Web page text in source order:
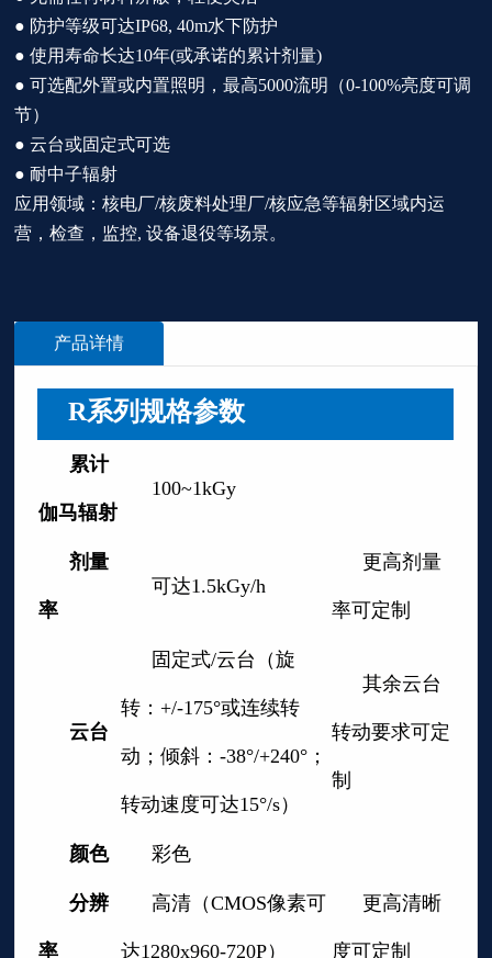
● 防护等级可达IP68, 40m水下防护
● 使用寿命长达10年(或承诺的累计剂量)
● 可选配外置或内置照明，最高5000流明（0-100%亮度可调
节）
● 云台或固定式可选
● 耐中子辐射
应用领域：核电厂/核废料处理厂/核应急等辐射区域内运
营，检查，监控, 设备退役等场景。
产品详情
R系列规格参数
累计
伽马辐射
100~1kGy
剂量
率
可达1.5kGy/h
更高剂量
率可定制
云台
固定式/云台（旋
转：+/-175°或连续转
动；倾斜：-38°/+240°；
转动速度可达15°/s）
其余云台
转动要求可定
制
颜色 彩色
分辨
率
高清（CMOS像素可
达1280x960-720P）
更高清晰
度可定制